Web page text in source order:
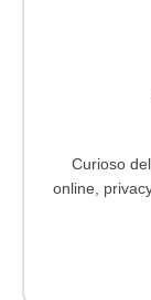
Curioso
online,